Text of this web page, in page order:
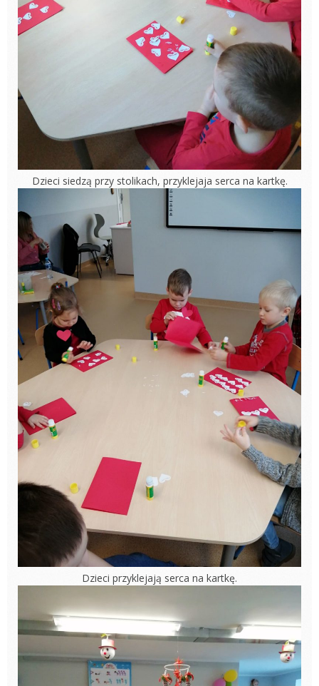
Dzieci siedzą przy stolikach, przyklejaja serca na kartkę.
Dzieci przyklejają serca na kartkę.